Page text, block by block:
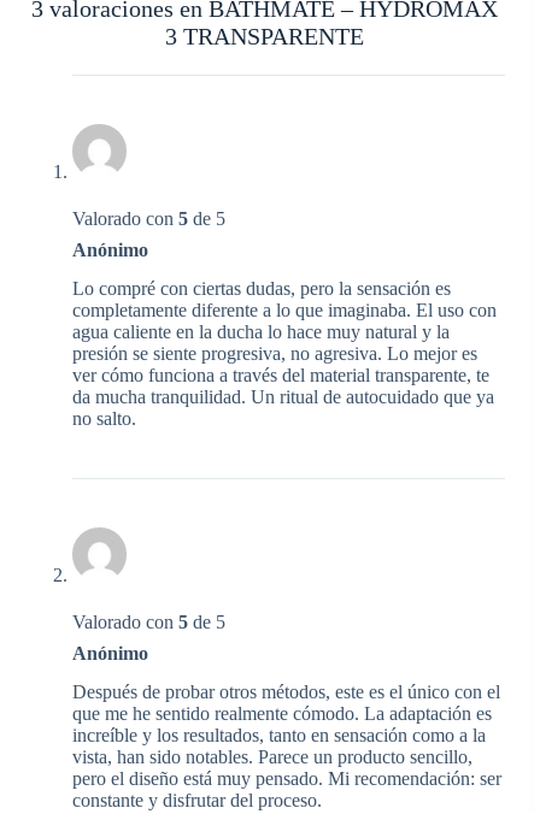
3 valoraciones enBATHMATE – HYDROMAX
3 TRANSPARENTE
Valorado con 5 de 5
Anónimo
Lo compré con ciertas dudas, pero la sensación es
completamente diferente a lo que imaginaba. El uso con
agua caliente en la ducha lo hace muy natural y la
presión se siente progresiva, no agresiva. Lo mejor es
ver cómo funciona a través del material transparente, te
da mucha tranquilidad. Un ritual de autocuidado que ya
no salto.
Valorado con 5 de 5
Anónimo
Después de probar otros métodos, este es el único con el
que me he sentido realmente cómodo. La adaptación es
increíble y los resultados, tanto en sensación como a la
vista, han sido notables. Parece un producto sencillo,
pero el diseño está muy pensado. Mi recomendación: ser
constante y disfrutar del proceso.